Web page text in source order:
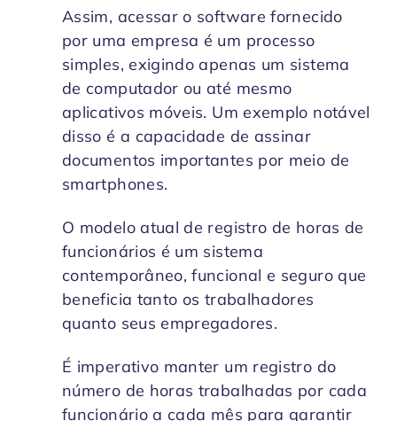
Assim, acessar o software fornecido
por uma empresa é um processo
simples, exigindo apenas um sistema
de computador ou até mesmo
aplicativos móveis. Um exemplo notável
disso é a capacidade de assinar
documentos importantes por meio de
smartphones.
O modelo atual de registro de horas de
funcionários é um sistema
contemporâneo, funcional e seguro que
beneficia tanto os trabalhadores
quanto seus empregadores.
É imperativo manter um registro do
número de horas trabalhadas por cada
funcionário a cada mês para garantir